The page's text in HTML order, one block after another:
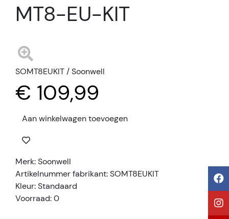
MT8-EU-KIT
SOMT8EUKIT / Soonwell
€ 109,99
Aan winkelwagen toevoegen
Merk: Soonwell
Artikelnummer fabrikant: SOMT8EUKIT
Kleur: Standaard
Voorraad: 0